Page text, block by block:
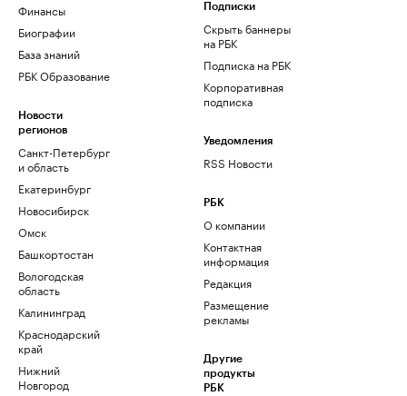
Финансы
Биографии
База знаний
РБК Образование
Новости
регионов
Санкт-Петербург
и область
Екатеринбург
Новосибирск
Омск
Башкортостан
Вологодская
область
Калининград
Краснодарский
край
Нижний
Новгород
Подписки
Скрыть баннеры
на РБК
Подписка на РБК
Корпоративная
подписка
Уведомления
RSS Новости
РБК
О компании
Контактная
информация
Редакция
Размещение
рекламы
Другие
продукты
РБК